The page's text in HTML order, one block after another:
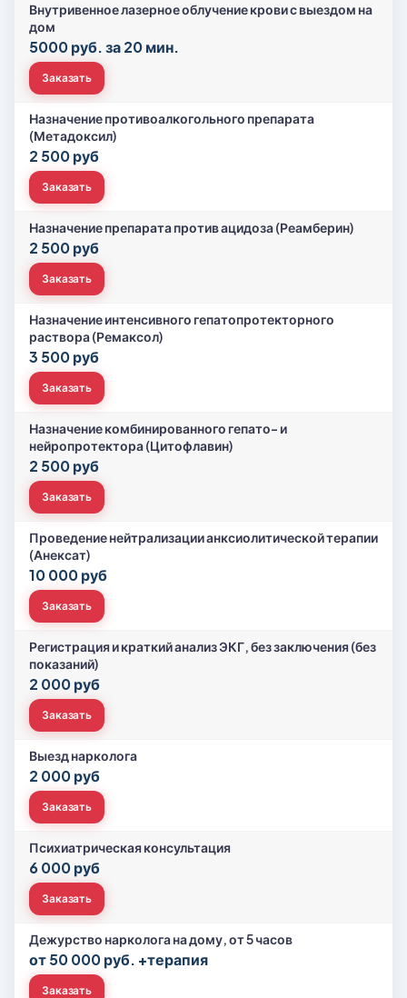
Внутривенное лазерное облучение крови с выездом на
дом
5000 руб. за 20 мин.
Заказать
Назначение противоалкогольного препарата
(Метадоксил)
2 500 руб
Заказать
Назначение препарата против ацидоза (Реамберин)
2 500 руб
Заказать
Назначение интенсивного гепатопротекторного
раствора (Ремаксол)
3 500 руб
Заказать
Назначение комбинированного гепато- и
нейропротектора (Цитофлавин)
2 500 руб
Заказать
Проведение нейтрализации анксиолитической терапии
(Анексат)
10 000 руб
Заказать
Регистрация и краткий анализ ЭКГ, без заключения (без
показаний)
2 000 руб
Заказать
Выезд нарколога
2 000 руб
Заказать
Психиатрическая консультация
6 000 руб
Заказать
Дежурство нарколога на дому, от 5 часов
от 50 000 руб. +терапия
Заказать